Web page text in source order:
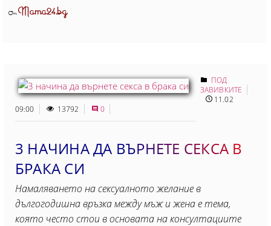
ОтMama24.bg
ПОД
ЗАВИВКИТЕ
11.02
09:00
13792 0
3 НАЧИНА ДА ВЪРНЕТЕ СЕКСА В
БРАКА СИ
Намаляването на сексуалното желание в
дългогодишна връзка между мъж и жена е тема,
която често стои в основата на консултациите